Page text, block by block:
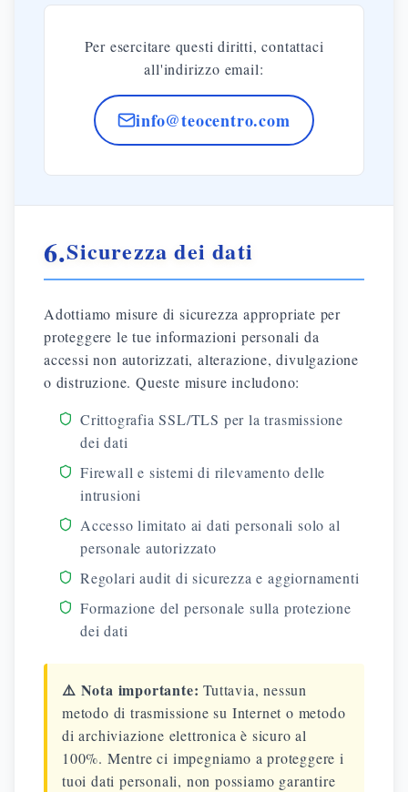
Per esercitare questi diritti, contattaci
all'indirizzo email:
info@teocentro.com
6.Sicurezza dei dati
Adottiamo misure di sicurezza appropriate per
proteggere le tue informazioni personali da
accessi non autorizzati, alterazione, divulgazione
o distruzione. Queste misure includono:
Crittografia SSL/TLS per la trasmissione
dei dati
Firewall e sistemi di rilevamento delle
intrusioni
Accesso limitato ai dati personali solo al
personale autorizzato
Regolari audit di sicurezza e aggiornamenti
Formazione del personale sulla protezione
dei dati
⚠️ Nota importante: Tuttavia, nessun
metodo di trasmissione su Internet o metodo
di archiviazione elettronica è sicuro al
100%. Mentre ci impegniamo a proteggere i
tuoi dati personali, non possiamo garantire